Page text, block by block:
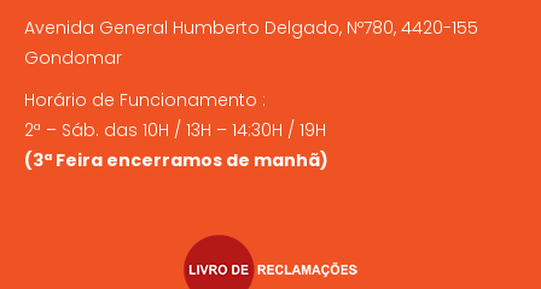
Avenida General Humberto Delgado, Nº780, 4420-155
Gondomar
Horário de Funcionamento :
2ª – Sáb. das 10H / 13H – 14:30H / 19H
(3ª Feira encerramos de manhã)